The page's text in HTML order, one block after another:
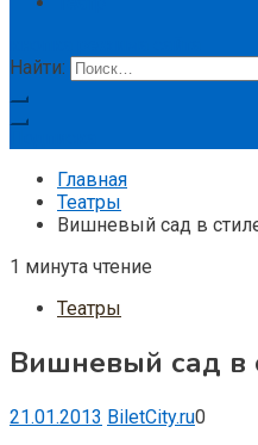
Найти:
Главная
Театры
Вишневый сад в
1 минута чтение
Театры
Вишневый сад в
21.01.2013 BiletCity.ru0